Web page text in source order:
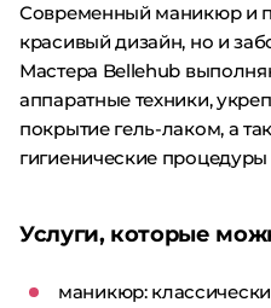
Современный маникюр и
красивый дизайн, но и
Мастера Bellehub
аппаратные техники,
покрытие гель-лаком, а
гигиенические процедуры
Услуги, которые
маникюр: